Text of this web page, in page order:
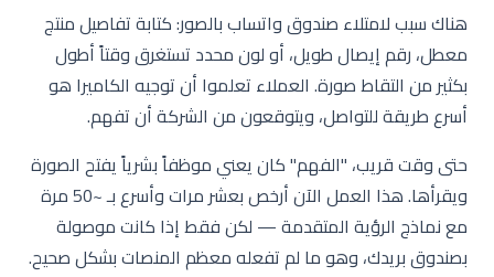
هناك سبب لامتلاء صندوق واتساب بالصور: كتابة تفاصيل منتج
معطل، رقم إيصال طويل، أو لون محدد تستغرق وقتاً أطول
بكثير من التقاط صورة. العملاء تعلموا أن توجيه الكاميرا هو
أسرع طريقة للتواصل، ويتوقعون من الشركة أن تفهم.
حتى وقت قريب، "الفهم" كان يعني موظفاً بشرياً يفتح الصورة
ويقرأها. هذا العمل الآن أرخص بعشر مرات وأسرع بـ ~50 مرة
مع نماذج الرؤية المتقدمة — لكن فقط إذا كانت موصولة
بصندوق بريدك، وهو ما لم تفعله معظم المنصات بشكل صحيح.